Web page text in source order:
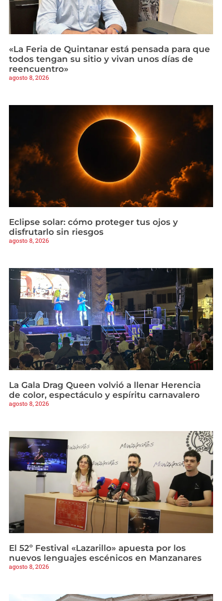
«La Feria de Quintanar está pensada para que
todos tengan su sitio y vivan unos días de
reencuentro»
agosto 8, 2026
Eclipse solar: cómo proteger tus ojos y
disfrutarlo sin riesgos
agosto 8, 2026
La Gala Drag Queen volvió a llenar Herencia
de color, espectáculo y espíritu carnavalero
agosto 8, 2026
El 52º Festival «Lazarillo» apuesta por los
nuevos lenguajes escénicos en Manzanares
agosto 8, 2026